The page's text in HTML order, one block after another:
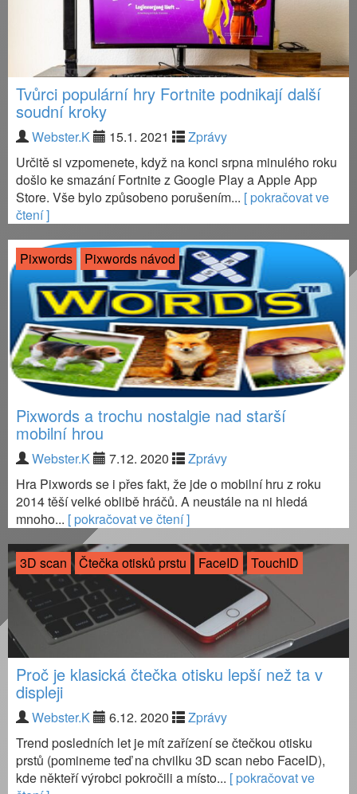
Tvůrci populární hry Fortnite podnikají další
soudní kroky
Webster.K 15.1. 2021
Zprávy
Určitě si vzpomenete, když na konci srpna minulého roku
došlo ke smazání Fortnite z Google Play a Apple App
Store. Vše bylo způsobeno porušením... [ pokračovat ve
čtení ]
Pixwords Pixwords návod
Pixwords a trochu nostalgie nad starší
mobilní hrou
Webster.K 7.12. 2020
Zprávy
Hra Pixwords se i přes fakt, že jde o mobilní hru z roku
2014 těší velké oblibě hráčů. A neustále na ni hledá
mnoho... [ pokračovat ve čtení ]
3D scan Čtečka otisků prstu FaceID TouchID
Proč je klasická čtečka otisku lepší než ta v
displeji
Webster.K 6.12. 2020
Zprávy
Trend posledních let je mít zařízení se čtečkou otisku
prstů (pomineme teď na chvilku 3D scan nebo FaceID),
kde někteří výrobci pokročili a místo... [ pokračovat ve